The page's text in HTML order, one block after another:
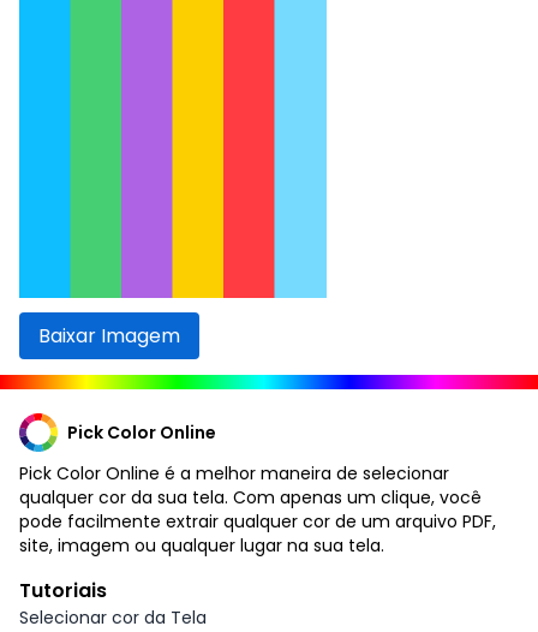
Baixar Imagem
Pick Color Online
Pick Color Online é a melhor maneira de selecionar
qualquer cor da sua tela. Com apenas um clique, você
pode facilmente extrair qualquer cor de um arquivo PDF,
site, imagem ou qualquer lugar na sua tela.
Tutoriais
Selecionar cor da Tela